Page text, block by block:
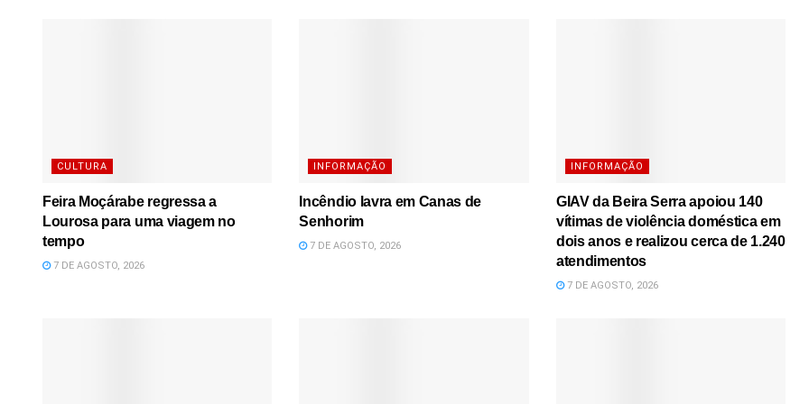
CULTURA
Feira Moçárabe regressa a
Lourosa para uma viagem no
tempo
7 DE AGOSTO, 2026
INFORMAÇÃO
Incêndio lavra em Canas de
Senhorim
7 DE AGOSTO, 2026
INFORMAÇÃO
GIAV da Beira Serra apoiou 140
vítimas de violência doméstica em
dois anos e realizou cerca de 1.240
atendimentos
7 DE AGOSTO, 2026